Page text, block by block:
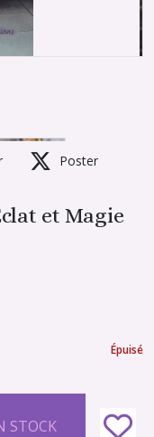
Poster
et Magie
Épuisé
STOCK